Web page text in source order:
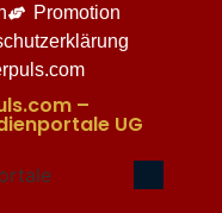
Promotion
–
UG​